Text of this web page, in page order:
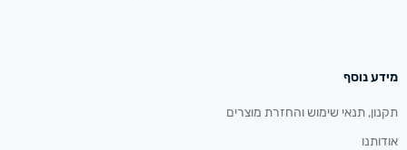
מידע נוסף
תקנון, תנאי שימוש והחזרת מוצרים
אודותנו